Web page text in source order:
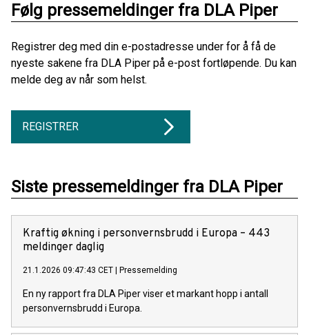
Følg pressemeldinger fra DLA Piper
Registrer deg med din e-postadresse under for å få de
nyeste sakene fra DLA Piper på e-post fortløpende. Du kan
melde deg av når som helst.
REGISTRER
Siste pressemeldinger fra DLA Piper
Kraftig økning i personvernsbrudd i Europa – 443
meldinger daglig
21.1.2026 09:47:43 CET | Pressemelding
En ny rapport fra DLA Piper viser et markant hopp i antall
personvernsbrudd i Europa.